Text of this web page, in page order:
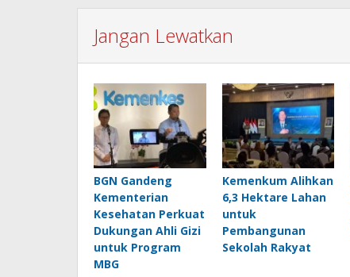
Jangan Lewatkan
BGN Gandeng
Kementerian
Kesehatan Perkuat
Dukungan Ahli Gizi
untuk Program
MBG
Kemenkum Alihkan
6,3 Hektare Lahan
untuk
Pembangunan
Sekolah Rakyat